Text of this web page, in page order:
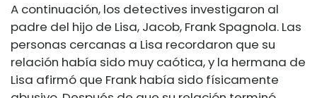
A continuación, los detectives investigaron al
padre del hijo de Lisa, Jacob, Frank Spagnola. Las
personas cercanas a Lisa recordaron que su
relación había sido muy caótica, y la hermana de
Lisa afirmó que Frank había sido físicamente